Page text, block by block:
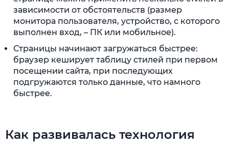
зависимости от обстоятельств (размер
монитора пользователя, устройство, с которого
выполнен вход, – ПК или мобильное).
Страницы начинают загружаться быстрее:
браузер кеширует таблицу стилей при первом
посещении сайта, при последующих
подгружаются только данные, что намного
быстрее.
Как развивалась технология